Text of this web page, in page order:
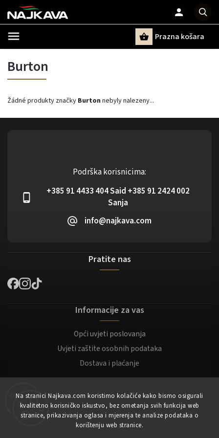
Na stranici Najkava.com koristimo kolačiće kako bismo osigurali
kvalitetno korisničko iskustvo, bez ometanja svih funkcija web
stranice, prikazivanja oglasa i mjerenja te analize podataka o
korištenju web stranice.
Prazna košara
Burton
Žádné produkty značky Burton nebyly nalezeny...
Podrška korisnicima:
+385 91 4433 404 Said +385 91 2424 002
Sanja
info@najkava.com
Pratite nas
Informacije za vas
Opći uvjeti poslovanja
Uvjeti zaštite osobnih podataka
Dostava i plaćanje
Moj račun
Registracija